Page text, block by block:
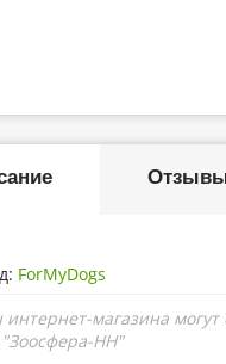
ForMyDogs
магазина могут
НН"